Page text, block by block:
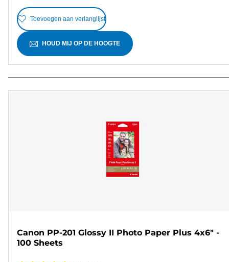
Toevoegen aan verlanglijst
HOUD MIJ OP DE HOOGTE
Canon PP-201 Glossy II Photo Paper Plus 4x6" -
100 Sheets